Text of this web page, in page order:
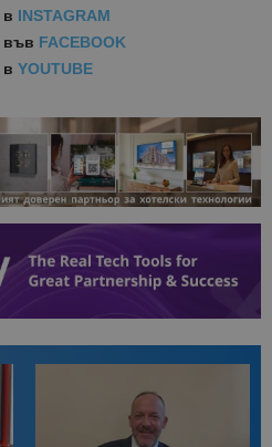
INSTAGRAM
във FACEBOOK
YOUTUBE